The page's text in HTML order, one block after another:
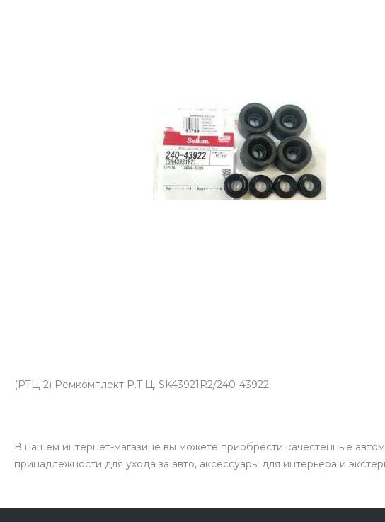
(РТЦ-2) Ремкомплект Р.Т.Ц. SK43921R2/240-43922
В нашем интернет-магазине вы можете приобрести качестенные
принадлежности для ухода за авто, аксессуары для интерьера и